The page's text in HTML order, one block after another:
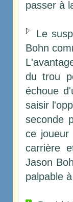
passer à
Le
Bohn
du trou
échoue
saisir
seconde
ce joueur
carrière
Jason
palpable